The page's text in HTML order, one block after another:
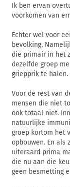
Ik ben ervan
voorkomen van
Echter wel voor
bevolking.
die primair in het
dezelfde groep
griepprik te halen.
Voor de rest van
mensen die niet
ook totaal niet.
natuurlijke
groep kortom het
opbouwen. En
uiteraard prima
die nu aan die
geen besmetting